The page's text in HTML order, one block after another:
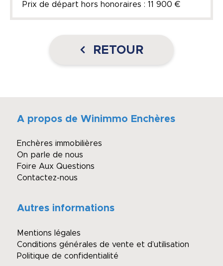
Prix de départ hors honoraires : 11 900 €
RETOUR
A propos de Winimmo Enchères
Enchères immobilières
On parle de nous
Foire Aux Questions
Contactez-nous
Autres informations
Mentions légales
Conditions générales de vente et d’utilisation
Politique de confidentialité